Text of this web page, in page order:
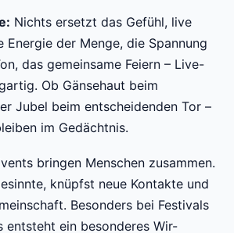
Nichts ersetzt das Gefühl, live
Energie der Menge, die Spannung
das gemeinsame Feiern – Live-
Ob Gänsehaut beim
Jubel beim entscheidenden Tor –
im Gedächtnis.
bringen Menschen zusammen.
knüpfst neue Kontakte und
Besonders bei Festivals
entsteht ein besonderes Wir-